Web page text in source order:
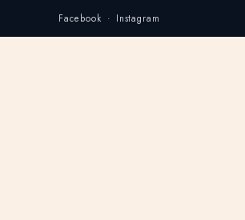
Facebook · Instagram